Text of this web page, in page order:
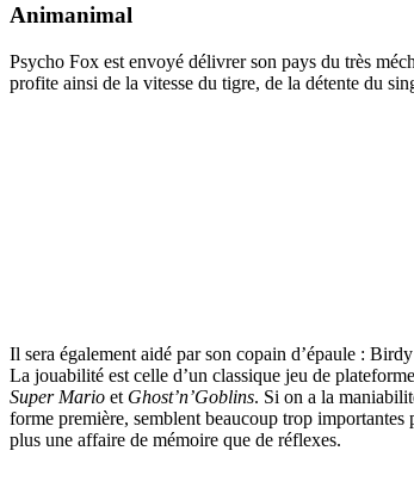
Animanimal
Psycho Fox est envoyé délivrer son pays du très
profite ainsi de la vitesse du tigre, de la détente du
Il sera également aidé par son copain d’épaule :
La jouabilité est celle d’un classique jeu de
Super Mario et Ghost’n’Goblins. Si on a la
forme première, semblent beaucoup trop
plus une affaire de mémoire que de réflexes.